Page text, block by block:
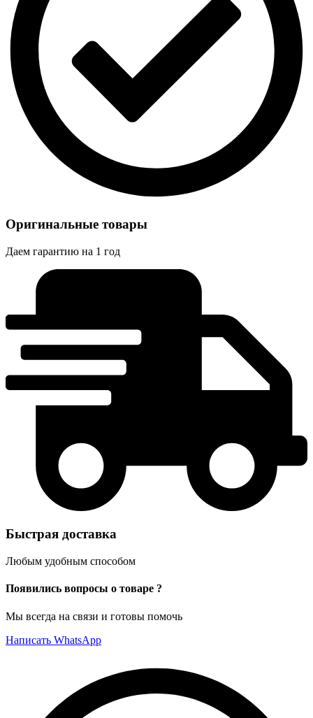
Оригинальные товары
Даем гарантию на 1 год
Быстрая доставка
Любым удобным способом
Появились вопросы о товаре ?
Мы всегда на связи и готовы помочь
Написать WhatsApp